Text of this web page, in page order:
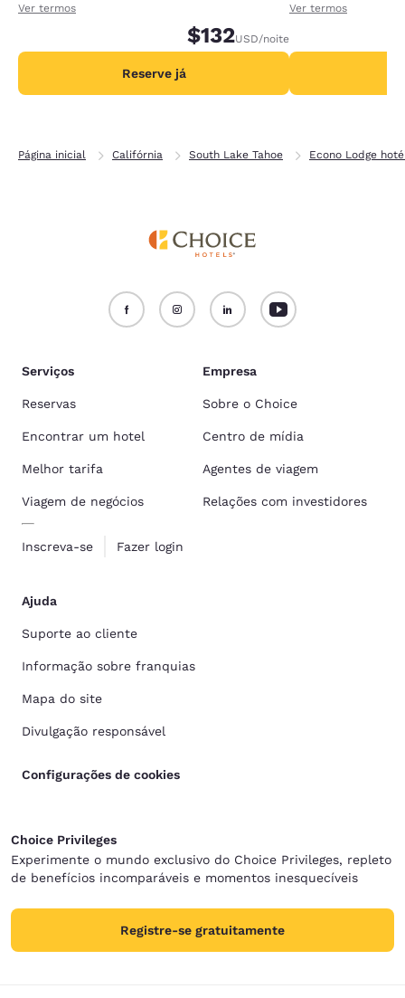
recebendo 1.000 pontos extras por diária.
Ver termos
$132USD/noite
Reserve já
recebendo 2.000
Ver termos
Página inicial Califórnia South Lake Tahoe Econo Lodge
Serviços
Reservas
Encontrar um hotel
Melhor tarifa
Viagem de negócios
Inscreva-se Fazer login
Empresa
Sobre o Choice
Centro de mídia
Agentes de viagem
Relações com investidores
Ajuda
Suporte ao cliente
Informação sobre franquias
Mapa do site
Divulgação responsável
Configurações de cookies
Choice Privileges
Experimente o mundo exclusivo do Choice Privileges, repleto
de benefícios incomparáveis e momentos inesquecíveis
Registre-se gratuitamente